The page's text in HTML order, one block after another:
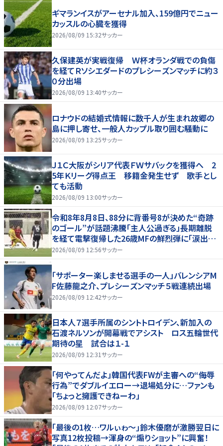
ギマランイスがアーセナル加入、159億円でニュー
カッスルの心臓を獲得
2026/08/09 15:32サッカー
久保建英が実戦復帰 Ｗ杯オランダ戦での負傷
を経てＲソシエダードのプレシーズンマッチに約３
０分出場
2026/08/09 13:40サッカー
ロナウドの結婚式情報に数千人が生まれ故郷の
島に押し寄せ、一般人カップル取り囲む騒動に
2026/08/09 13:25サッカー
Ｊ１Ｃ大阪がシリア代表ＦＷサバックを獲得へ 2
5年Ｋリーグ得点王 移籍金発生せず 歌手とし
ても活動
2026/08/09 13:00サッカー
令和8年8月8日、88分に背番号8が決めた“奇跡
のゴール”が話題沸騰「主人公過ぎる」長期離脱
を経て電撃復帰した26歳MFの鮮烈弾に「涙出て
きた」
2026/08/09 12:56サッカー
「サポーター楽しませる選手の一人」バレンシアM
F佐藤龍之介、プレシーズンマッチ５戦連続出場
2026/08/09 12:42サッカー
日本人７選手所属のシントトロイデン、新加入の
石渡ネルソンが開幕戦でアシスト ロス五輪世代
期待の星 試合は１-１
2026/08/09 12:31サッカー
「何やってんだよ」韓国代表FWが主審への“侮辱
行為”でダブルイエロー→退場処分に…ファンも
「ちょっと擁護できねーわ」
2026/08/09 12:07サッカー
｢最後の1枚…ワルぃゎ〜｣鈴木優磨が激勝翌日に
写真12枚投稿→渾身の“煽りショット”に興奮！